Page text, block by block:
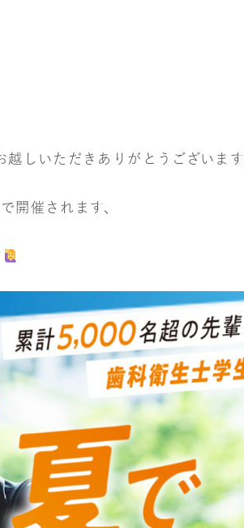
越しいただきありがとうございます
開催されます、